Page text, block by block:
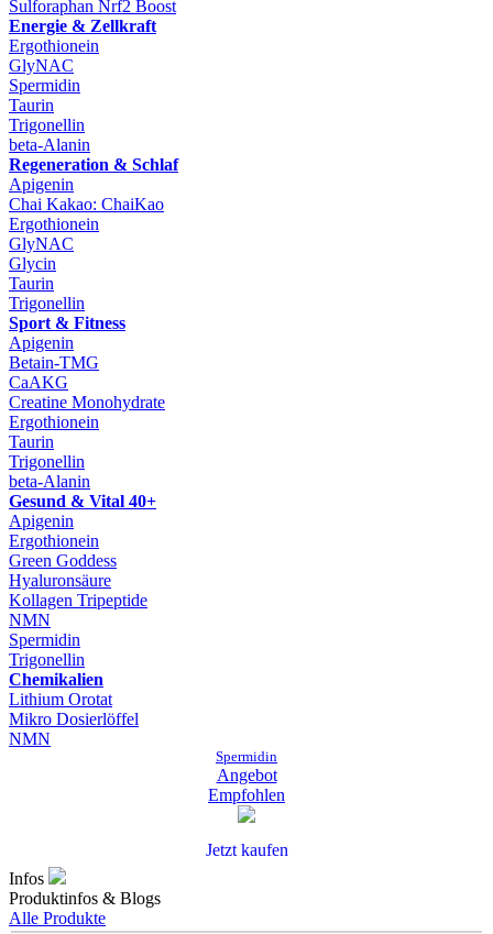
Sulforaphan Nrf2 Boost
Energie & Zellkraft
Ergothionein
GlyNAC
Spermidin
Taurin
Trigonellin
beta-Alanin
Regeneration & Schlaf
Apigenin
Chai Kakao: ChaiKao
Ergothionein
GlyNAC
Glycin
Taurin
Trigonellin
Sport & Fitness
Apigenin
Betain-TMG
CaAKG
Creatine Monohydrate
Ergothionein
Taurin
Trigonellin
beta-Alanin
Gesund & Vital 40+
Apigenin
Ergothionein
Green Goddess
Hyaluronsäure
Kollagen Tripeptide
NMN
Spermidin
Trigonellin
Chemikalien
Lithium Orotat
Mikro Dosierlöffel
NMN
Spermidin
Angebot
Empfohlen
Jetzt kaufen
Infos
Produktinfos & Blogs
Alle Produkte